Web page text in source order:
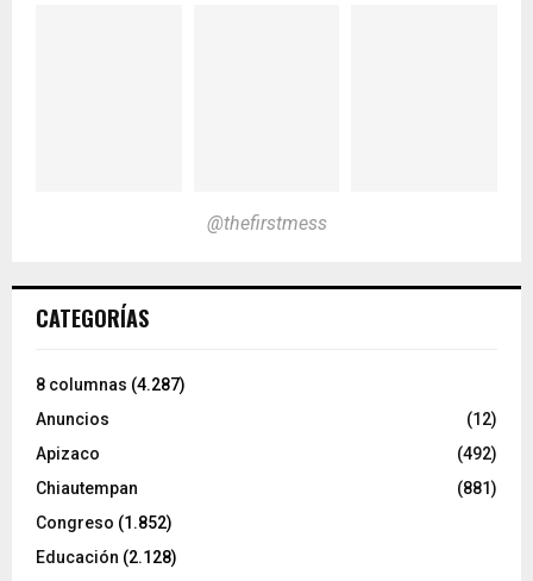
@thefirstmess
CATEGORÍAS
8 columnas (4.287)
Anuncios
(12)
Apizaco
(492)
Chiautempan
(881)
Congreso (1.852)
Educación (2.128)